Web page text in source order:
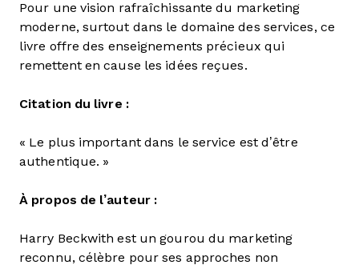
Pour une vision rafraîchissante du marketing
moderne, surtout dans le domaine des services, ce
livre offre des enseignements précieux qui
remettent en cause les idées reçues.
Citation du livre :
« Le plus important dans le service est d’être
authentique. »
À propos de l’auteur :
Harry Beckwith est un gourou du marketing
reconnu, célèbre pour ses approches non